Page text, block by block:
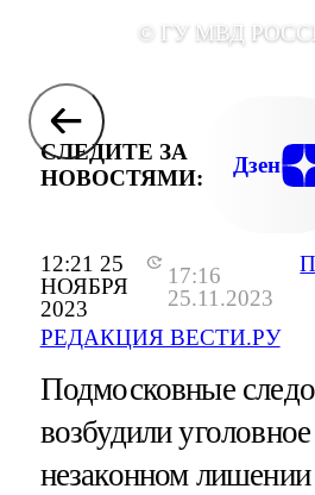
12:21 25
НОЯБРЯ
2023
17:16
25.11.2023
РЕДАКЦИЯ ВЕСТИ.РУ
© ГУ МВД
СЛЕДИТЕ ЗА
НОВОСТЯМИ:
Дзен
Подмосковные
возбудили
незаконном